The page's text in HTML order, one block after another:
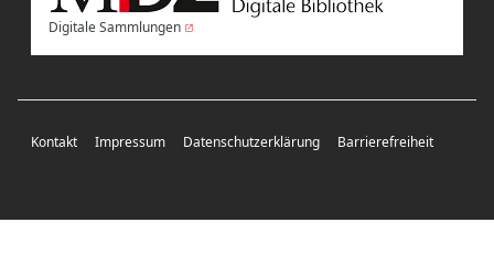
Digitale Sammlungen
Kontakt Impressum Datenschutzerklärung Barrierefreiheit